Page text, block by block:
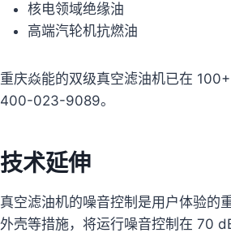
核电领域绝缘油
高端汽轮机抗燃油
重庆焱能的双级真空滤油机已在
400-023-9089。
技术延伸
真空滤油机的噪音控制是用户体验的
外壳等措施，将运行噪音控制在 70